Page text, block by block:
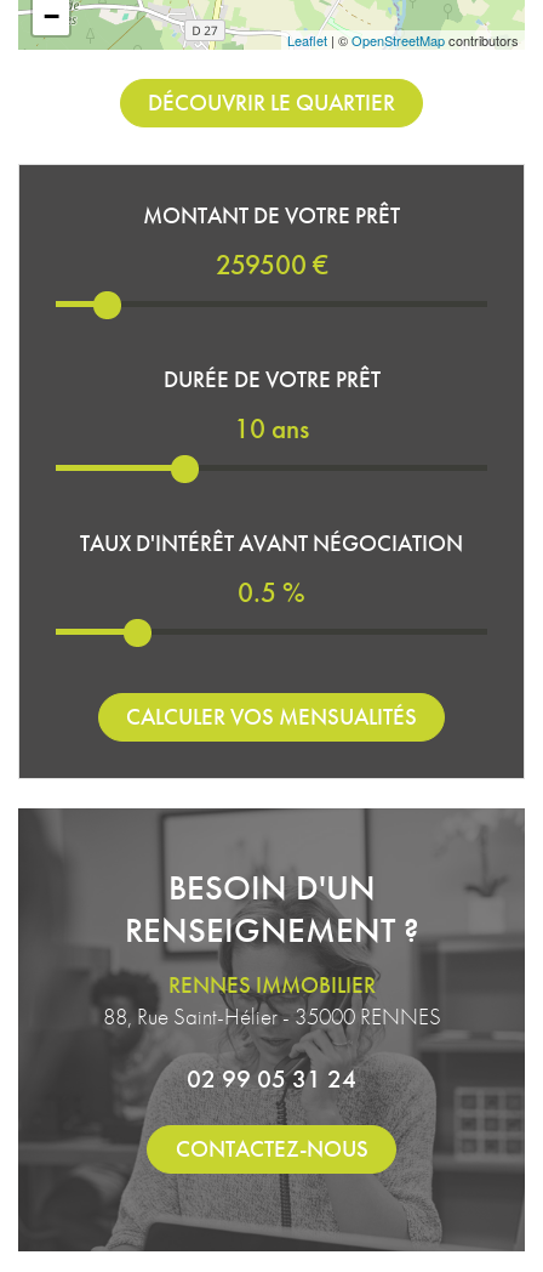
−
Leaflet | ©OpenStreetMapcontributors
DÉCOUVRIR LE QUARTIER
MONTANT DE VOTRE PRÊT
259500 €
DURÉE DE VOTRE PRÊT
10 ans
TAUX D'INTÉRÊT AVANT NÉGOCIATION
0.5 %
CALCULER VOS MENSUALITÉS
BESOIN D'UN
RENSEIGNEMENT ?
RENNES IMMOBILIER
88, Rue Saint-Hélier - 35000 RENNES
02 99 05 31 24
CONTACTEZ-NOUS